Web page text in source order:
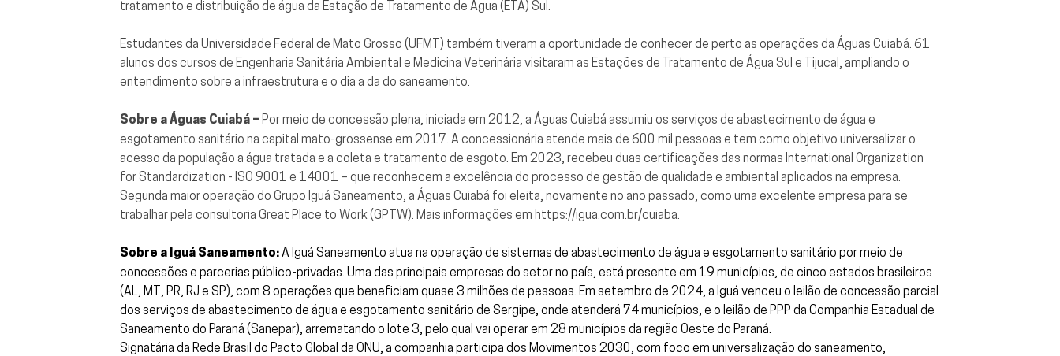
tratamento e distribuição de água da Estação de Tratamento de Água (ETA) Sul.
Estudantes da Universidade Federal de Mato Grosso (UFMT) também tiveram a oportunidade de conhecer de perto as operações da Águas Cuiabá. 61
alunos dos cursos de Engenharia Sanitária Ambiental e Medicina Veterinária visitaram as Estações de Tratamento de Água Sul e Tijucal, ampliando o
entendimento sobre a infraestrutura e o dia a da do saneamento.
Sobre a Águas Cuiabá – Por meio de concessão plena, iniciada em 2012, a Águas Cuiabá assumiu os serviços de abastecimento de água e
esgotamento sanitário na capital mato-grossense em 2017. A concessionária atende mais de 600 mil pessoas e tem como objetivo universalizar o
acesso da população a água tratada e a coleta e tratamento de esgoto. Em 2023, recebeu duas certificações das normas International Organization
for Standardization - ISO 9001 e 14001 – que reconhecem a excelência do processo de gestão de qualidade e ambiental aplicados na empresa.
Segunda maior operação do Grupo Iguá Saneamento, a Águas Cuiabá foi eleita, novamente no ano passado, como uma excelente empresa para se
trabalhar pela consultoria Great Place to Work (GPTW). Mais informações em https://igua.com.br/cuiaba.
Sobre a Iguá Saneamento:A Iguá Saneamento atua na operação de sistemas de abastecimento de água e esgotamento sanitário por meio de
concessões e parcerias público-privadas. Uma das principais empresas do setor no país, está presente em 19 municípios, de cinco estados brasileiros
(AL, MT, PR, RJ e SP), com 8 operações que beneficiam quase 3 milhões de pessoas. Em setembro de 2024, a Iguá venceu o leilão de concessão parcial
dos serviços de abastecimento de água e esgotamento sanitário de Sergipe, onde atenderá 74 municípios, e o leilão de PPP da Companhia Estadual de
Saneamento do Paraná (Sanepar), arrematando o lote 3, pelo qual vai operar em 28 municípios da região Oeste do Paraná.
Signatária da Rede Brasil do Pacto Global da ONU, a companhia participa dos Movimentos 2030, com foco em universalização do saneamento,